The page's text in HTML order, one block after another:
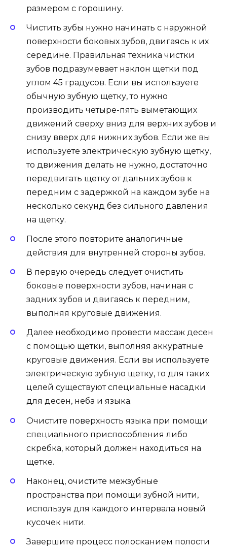
размером с горошину.
Чистить зубы нужно начинать с наружной
поверхности боковых зубов, двигаясь к их
середине. Правильная техника чистки
зубов подразумевает наклон щетки под
углом 45 градусов. Если вы используете
обычную зубную щетку, то нужно
производить четыре-пять выметающих
движений сверху вниз для верхних зубов и
снизу вверх для нижних зубов. Если же вы
используете электрическую зубную щетку,
то движения делать не нужно, достаточно
передвигать щетку от дальних зубов к
передним с задержкой на каждом зубе на
несколько секунд без сильного давления
на щетку.
После этого повторите аналогичные
действия для внутренней стороны зубов.
В первую очередь следует очистить
боковые поверхности зубов, начиная с
задних зубов и двигаясь к передним,
выполняя круговые движения.
Далее необходимо провести массаж десен
с помощью щетки, выполняя аккуратные
круговые движения. Если вы используете
электрическую зубную щетку, то для таких
целей существуют специальные насадки
для десен, неба и языка.
Очистите поверхность языка при помощи
специального приспособления либо
скребка, который должен находиться на
щетке.
Наконец, очистите межзубные
пространства при помощи зубной нити,
используя для каждого интервала новый
кусочек нити.
Завершите процесс полосканием полости